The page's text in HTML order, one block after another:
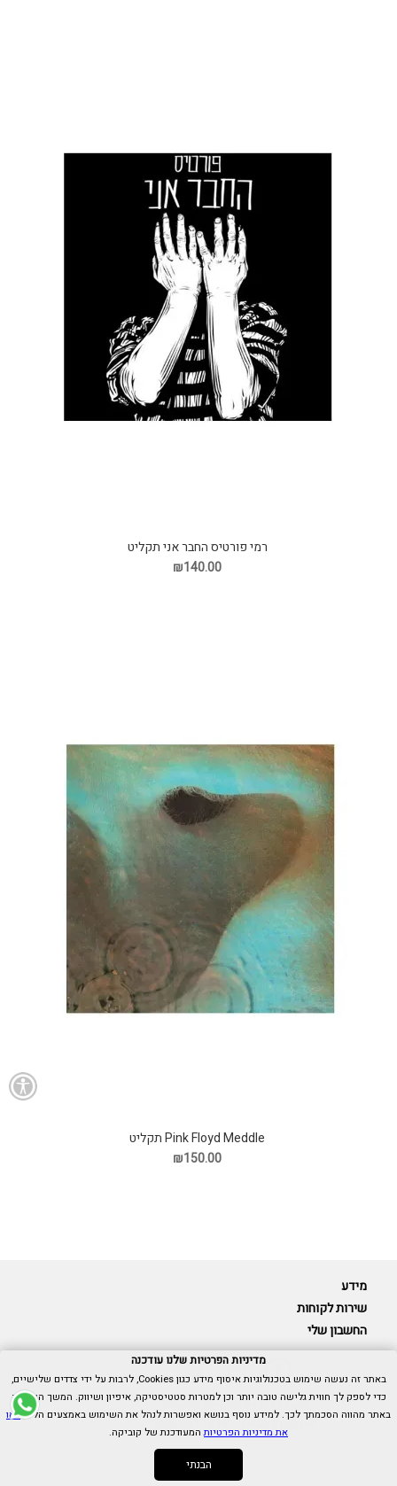
רמי פורטיס החבר אני תקליט
₪140.00
Pink Floyd Meddle תקליט
₪150.00
מידע
שירות לקוחות
החשבון שלי
Cubica © כל הזכויות שמורות.
אנו כאן בשבילך -055-9511314
מדיניות הפרטיות שלנו עודכנה
באתר זה נעשה שימוש בטכנולוגיות איסוף מידע כגון Cookies, לרבות על ידי צדדים שלישיים,
כדי לספק לך חווית גלישה טובה יותר וכן למטרות סטטיסטיקה, איפיון ושיווק. המשך הגלישה
באתר מהווה הסכמתך לכך. למידע נוסף בנושא ואפשרות לנהל את השימוש באמצעים הללו,ראו
את מדיניות הפרטיותהמעודכנת של קוביקה.
הבנתי